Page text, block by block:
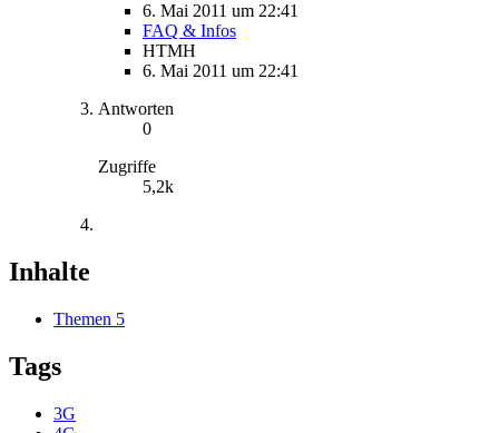
6. Mai 2011 um 22:41
FAQ & Infos
HTMH
6. Mai 2011 um 22:41
Antworten
0
Zugriffe
5,2k
Inhalte
Themen 5
Tags
3G